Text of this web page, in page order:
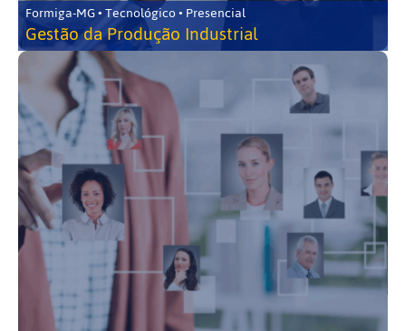
Formiga-MG • Tecnológico • Presencial
Gestão da Produção Industrial